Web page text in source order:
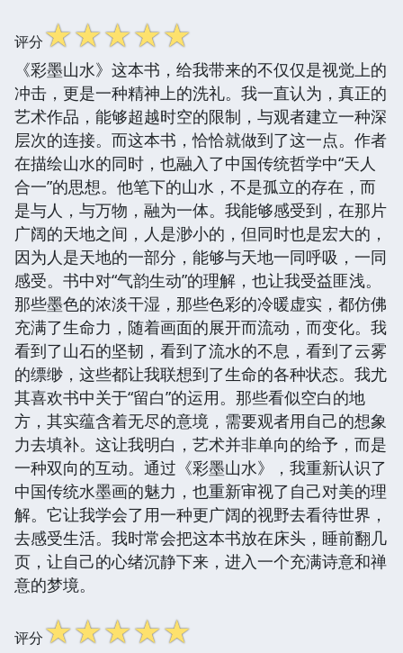
评分☆☆☆☆☆
《彩墨山水》这本书，给我带来的不仅仅是视觉上的
冲击，更是一种精神上的洗礼。我一直认为，真正的
艺术作品，能够超越时空的限制，与观者建立一种深
层次的连接。而这本书，恰恰就做到了这一点。作者
在描绘山水的同时，也融入了中国传统哲学中“天人
合一”的思想。他笔下的山水，不是孤立的存在，而
是与人，与万物，融为一体。我能够感受到，在那片
广阔的天地之间，人是渺小的，但同时也是宏大的，
因为人是天地的一部分，能够与天地一同呼吸，一同
感受。书中对“气韵生动”的理解，也让我受益匪浅。
那些墨色的浓淡干湿，那些色彩的冷暖虚实，都仿佛
充满了生命力，随着画面的展开而流动，而变化。我
看到了山石的坚韧，看到了流水的不息，看到了云雾
的缥缈，这些都让我联想到了生命的各种状态。我尤
其喜欢书中关于“留白”的运用。那些看似空白的地
方，其实蕴含着无尽的意境，需要观者用自己的想象
力去填补。这让我明白，艺术并非单向的给予，而是
一种双向的互动。通过《彩墨山水》，我重新认识了
中国传统水墨画的魅力，也重新审视了自己对美的理
解。它让我学会了用一种更广阔的视野去看待世界，
去感受生活。我时常会把这本书放在床头，睡前翻几
页，让自己的心绪沉静下来，进入一个充满诗意和禅
意的梦境。
评分☆☆☆☆☆